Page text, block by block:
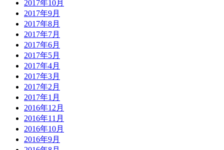
2017年10月
2017年9月
2017年8月
2017年7月
2017年6月
2017年5月
2017年4月
2017年3月
2017年2月
2017年1月
2016年12月
2016年11月
2016年10月
2016年9月